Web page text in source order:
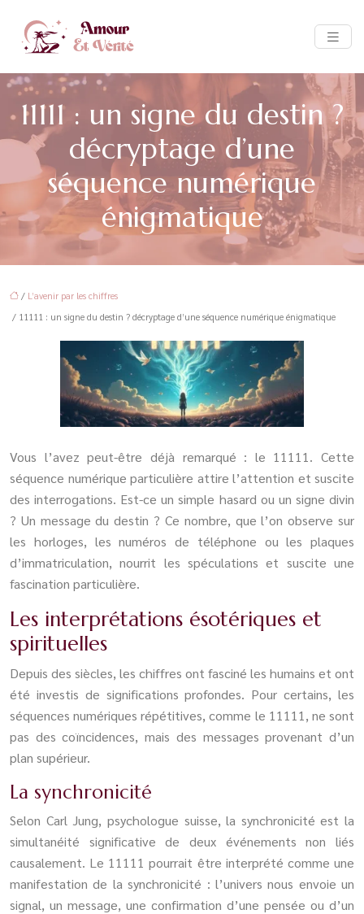
11111 : un signe du destin ?
décryptage d’une
séquence numérique
énigmatique
/ L’avenir par les chiffres
/ 11111 : un signe du destin ? décryptage d’une séquence numérique énigmatique
Vous l’avez peut-être déjà remarqué : le 11111. Cette
séquence numérique particulière attire l’attention et suscite
des interrogations. Est-ce un simple hasard ou un signe divin
? Un message du destin ? Ce nombre, que l’on observe sur
les horloges, les numéros de téléphone ou les plaques
d’immatriculation, nourrit les spéculations et suscite une
fascination particulière.
Les interprétations ésotériques et
spirituelles
Depuis des siècles, les chiffres ont fasciné les humains et ont
été investis de significations profondes. Pour certains, les
séquences numériques répétitives, comme le 11111, ne sont
pas des coïncidences, mais des messages provenant d’un
plan supérieur.
La synchronicité
Selon Carl Jung, psychologue suisse, la synchronicité est la
simultanéité significative de deux événements non liés
causalement. Le 11111 pourrait être interprété comme une
manifestation de la synchronicité : l’univers nous envoie un
signal, un message, une confirmation d’une pensée ou d’un